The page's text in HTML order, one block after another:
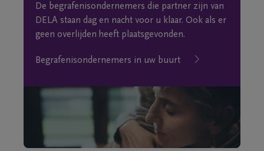
De begrafenisondernemers die partner zijn van
DELA staan dag en nacht voor u klaar. Ook als er
geen overlijden heeft plaatsgevonden.
Begrafenisondernemers in uw buurt